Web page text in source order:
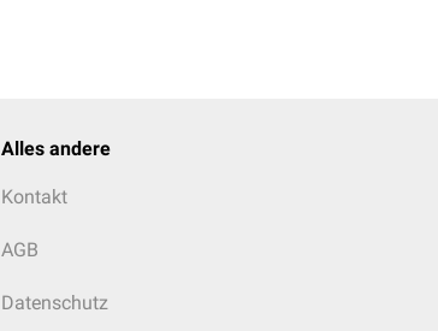
Alles andere
Kontakt
AGB
Datenschutz